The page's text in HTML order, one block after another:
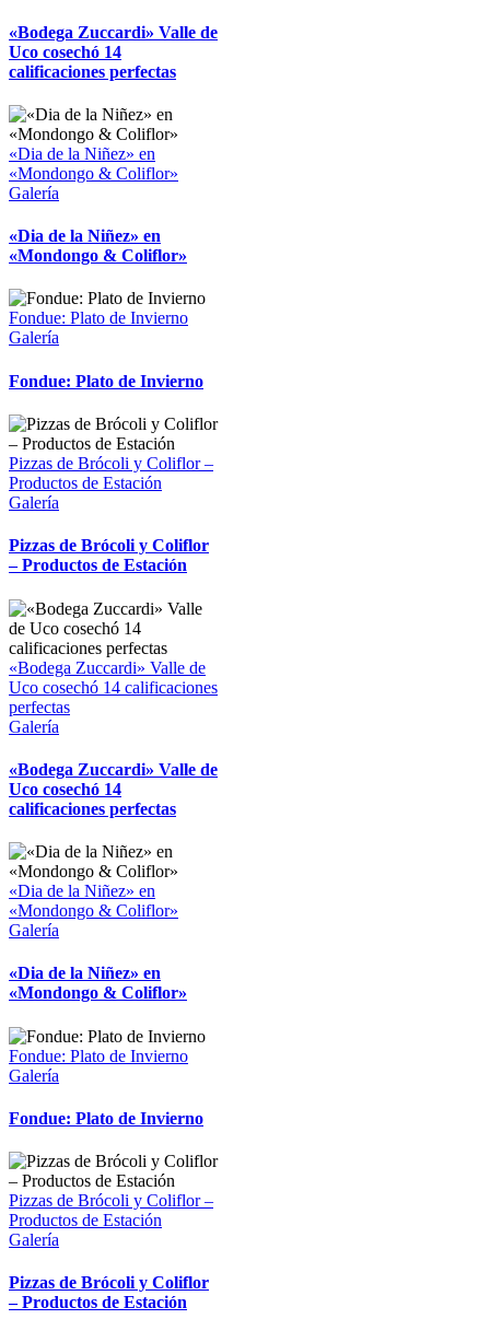
«Bodega Zuccardi» Valle de
Uco cosechó 14
calificaciones perfectas
«Dia de la Niñez» en
«Mondongo & Coliflor»
Galería
«Dia de la Niñez» en
«Mondongo & Coliflor»
Fondue: Plato de Invierno
Galería
Fondue: Plato de Invierno
Pizzas de Brócoli y Coliflor –
Productos de Estación
Galería
Pizzas de Brócoli y Coliflor
– Productos de Estación
«Bodega Zuccardi» Valle de
Uco cosechó 14 calificaciones
perfectas
Galería
«Bodega Zuccardi» Valle de
Uco cosechó 14
calificaciones perfectas
«Dia de la Niñez» en
«Mondongo & Coliflor»
Galería
«Dia de la Niñez» en
«Mondongo & Coliflor»
Fondue: Plato de Invierno
Galería
Fondue: Plato de Invierno
Pizzas de Brócoli y Coliflor –
Productos de Estación
Galería
Pizzas de Brócoli y Coliflor
– Productos de Estación